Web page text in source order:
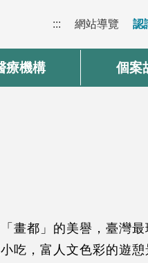
::: 網站導覽 認
療機構 個案
畫都」的美譽，臺灣
吃，富人文色彩的遊